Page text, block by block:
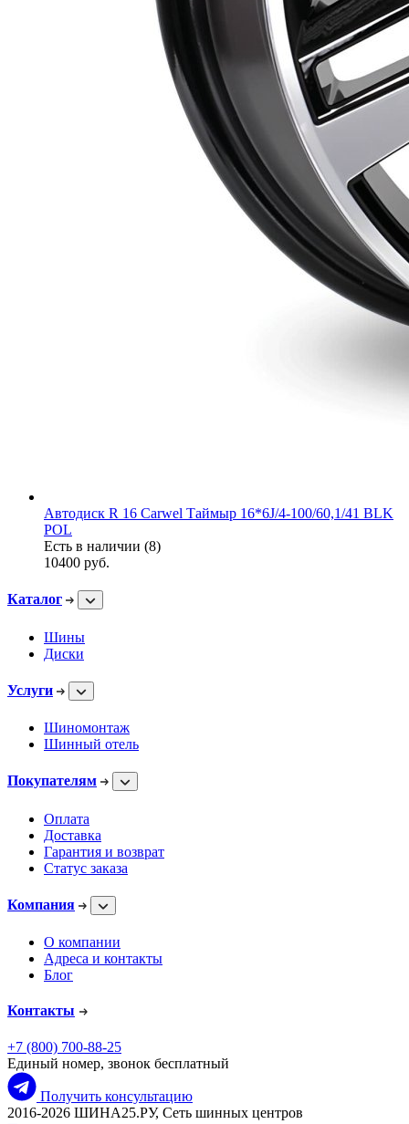
Автодиск R 16 Carwel Таймыр 16*6J/4-100/60,1/41 BLK
POL
Есть в наличии (8)
10400 руб.
Каталог
Шины
Диски
Услуги
Шиномонтаж
Шинный отель
Покупателям
Оплата
Доставка
Гарантия и возврат
Статус заказа
Компания
О компании
Адреса и контакты
Блог
Контакты
+7 (800) 700-88-25
Единый номер, звонок бесплатный
Получить консультацию
2016-2026 ШИНА25.РУ, Сеть шинных центров